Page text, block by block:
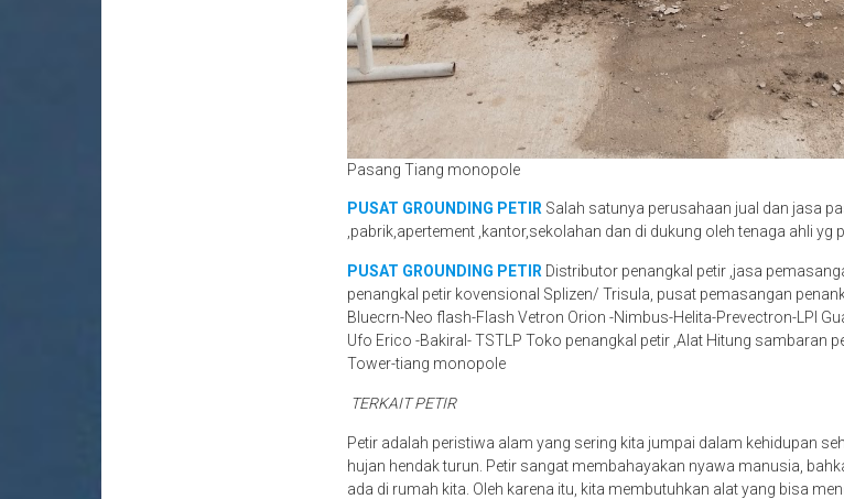
Pasang Tiang monopole
PUSAT GROUNDING PETIR Salah satunya perusahaan jual dan jasa
,pabrik,apertement ,kantor,sekolahan dan di dukung oleh tenaga ahli yg
PUSAT GROUNDING PETIR Distributor penangkal petir ,jasa
penangkal petir kovensional Splizen/ Trisula, pusat pemasangan
Bluecrn-Neo flash-Flash Vetron Orion -Nimbus-Helita-Prevectron-LPI
Ufo Erico -Bakiral- TSTLP Toko penangkal petir ,Alat Hitung sambaran
Tower-tiang monopole
TERKAIT PETIR
Petir adalah peristiwa alam yang sering kita jumpai dalam kehidupan
hujan hendak turun. Petir sangat membahayakan nyawa manusia,
ada di rumah kita. Oleh karena itu, kita membutuhkan alat yang bisa